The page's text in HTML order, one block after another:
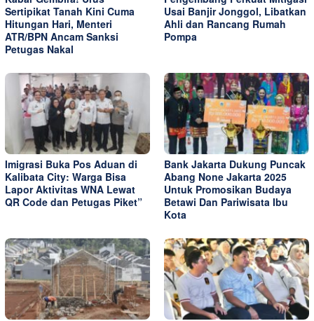
Sertipikat Tanah Kini Cuma
Hitungan Hari, Menteri
ATR/BPN Ancam Sanksi
Petugas Nakal
Usai Banjir Jonggol, Libatkan
Ahli dan Rancang Rumah
Pompa
Imigrasi Buka Pos Aduan di
Kalibata City: Warga Bisa
Lapor Aktivitas WNA Lewat
QR Code dan Petugas Piket”
Bank Jakarta Dukung Puncak
Abang None Jakarta 2025
Untuk Promosikan Budaya
Betawi Dan Pariwisata Ibu
Kota